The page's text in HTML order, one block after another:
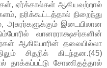
ஏர்க்கால்கள் ஆகியவற்றால்
நரிக்கூட்டத்தால் நிறைந்து
அசுரர்களுக்கும் இடையிலான
வானரராக்ஷசர்களின்
ஆகியோரின் தலையில்லா
சிதறிக் கிடந்தன.(45)
தாக்கப்பட்டு சோணிதத்தால்